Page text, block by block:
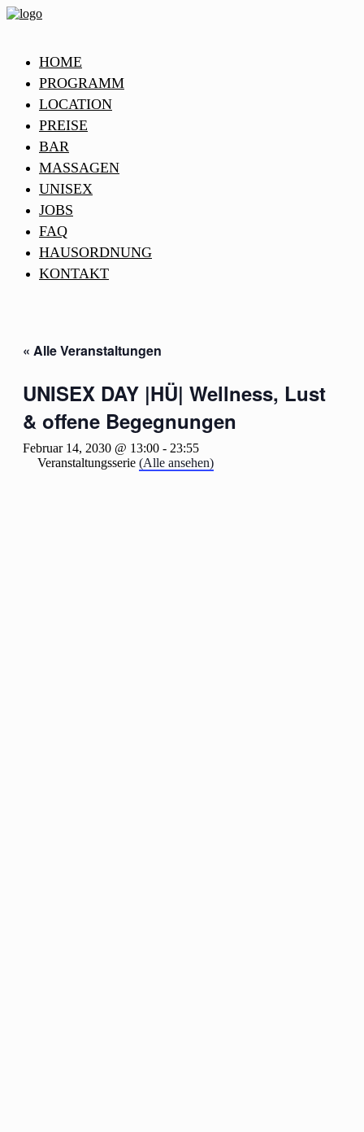
HOME
PROGRAMM
LOCATION
PREISE
BAR
MASSAGEN
UNISEX
JOBS
FAQ
HAUSORDNUNG
KONTAKT
« Alle Veranstaltungen
UNISEX DAY |HÜ| Wellness, Lust
& offene Begegnungen
Februar 14, 2030 @ 13:00 - 23:55
Veranstaltungsserie (Alle ansehen)